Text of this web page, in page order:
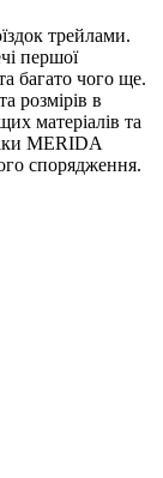
трейлами.
першої
багато чого ще.
розмірів в
матеріалів та
MERIDA
спорядження.